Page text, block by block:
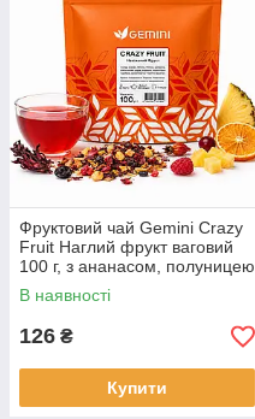
Фруктовий чай Gemini Crazy
Fruit Наглий фрукт ваговий
100 г, з ананасом, полуницею
та журавлиною
В наявності
126 ₴
Купити